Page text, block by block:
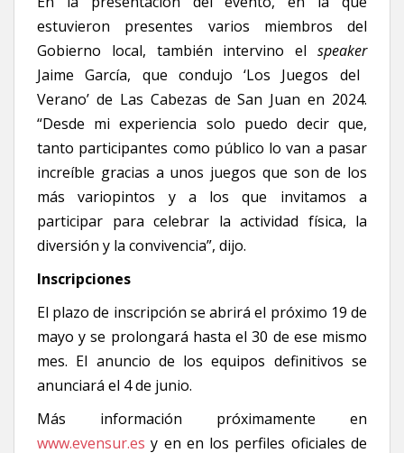
estuvieron presentes varios miembros del
Gobierno local, también intervino el speaker
Jaime García, que condujo ‘Los Juegos del
Verano’ de Las Cabezas de San Juan en 2024.
“Desde mi experiencia solo puedo decir que,
tanto participantes como público lo van a pasar
increíble gracias a unos juegos que son de los
más variopintos y a los que invitamos a
participar para celebrar la actividad física, la
diversión y la convivencia”, dijo.
Inscripciones
El plazo de inscripción se abrirá el próximo 19 de
mayo y se prolongará hasta el 30 de ese mismo
mes. El anuncio de los equipos definitivos se
anunciará el 4 de junio.
Más información próximamente en
www.evensur.es y en en los perfiles oficiales de